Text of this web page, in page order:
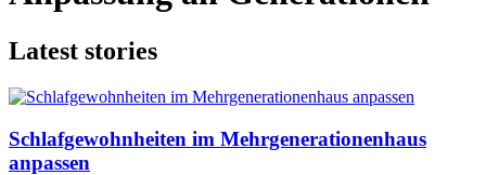
Latest stories
Schlafgewohnheiten im Mehrgenerationenhaus
anpassen